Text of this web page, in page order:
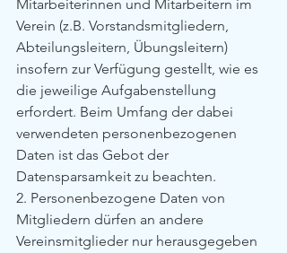
Mitarbeiterinnen und Mitarbeitern im
Verein (z.B. Vorstandsmitgliedern,
Abteilungsleitern, Übungsleitern)
insofern zur Verfügung gestellt, wie es
die jeweilige Aufgabenstellung
erfordert. Beim Umfang der dabei
verwendeten personenbezogenen
Daten ist das Gebot der
Datensparsamkeit zu beachten.
2. Personenbezogene Daten von
Mitgliedern dürfen an andere
Vereinsmitglieder nur herausgegeben